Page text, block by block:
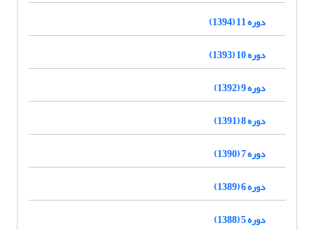
دوره 11 (1394)
دوره 10 (1393)
دوره 9 (1392)
دوره 8 (1391)
دوره 7 (1390)
دوره 6 (1389)
دوره 5 (1388)